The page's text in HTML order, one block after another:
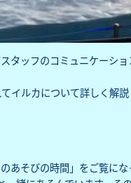
タッフのコミュニケーシ
イルカについて詳しく解説
あそびの時間」をご覧に